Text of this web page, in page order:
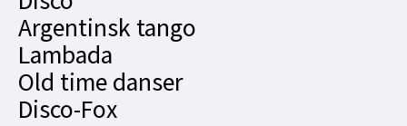
Argentinsk tango
Lambada
Old time danser
Disco-Fox